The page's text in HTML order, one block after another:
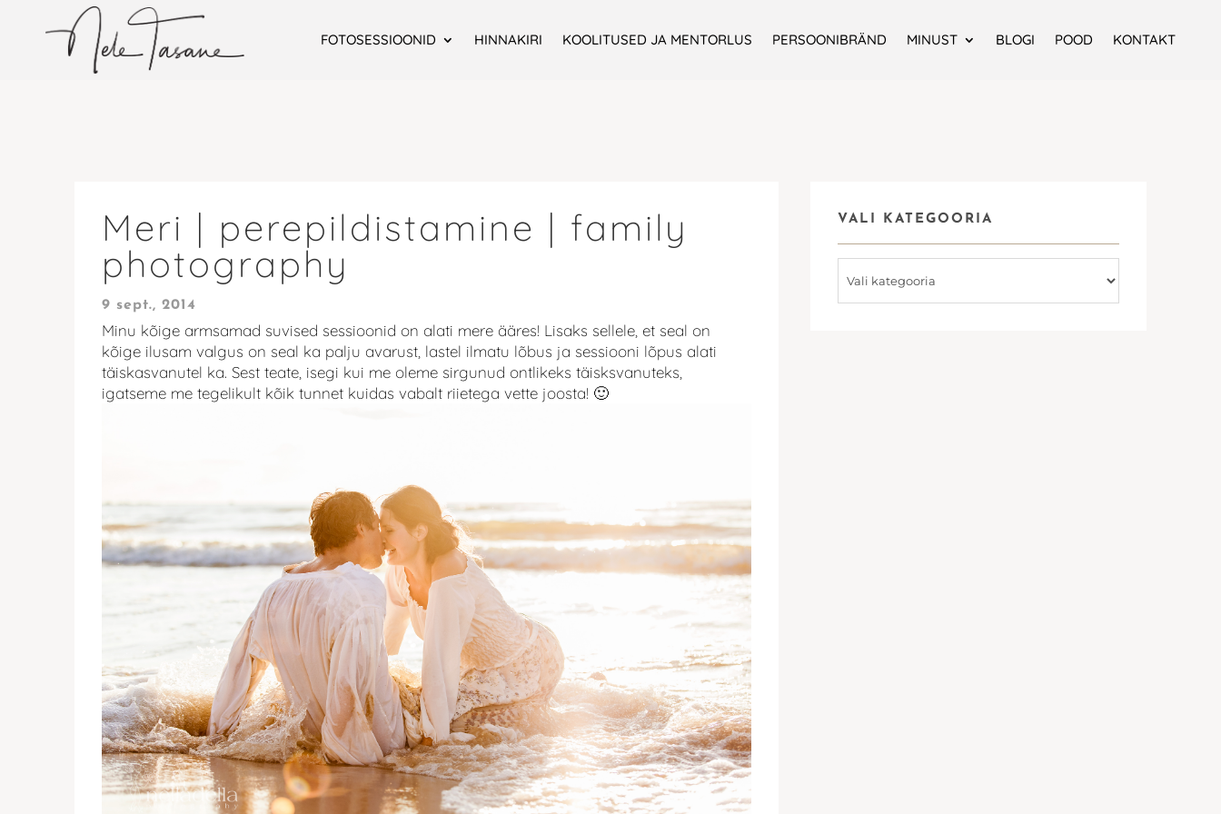
FOTOSESSIOONID HINNAKIRI KOOLITUSED JA MENTORLUS PERSOONIBRÄND MINUST BLOGI POOD KONTAKT
Meri | perepildistamine | family
photography
9 sept., 2014
Minu kõige armsamad suvised sessioonid on alati mere ääres! Lisaks sellele, et seal on
kõige ilusam valgus on seal ka palju avarust, lastel ilmatu lõbus ja sessiooni lõpus alati
täiskasvanutel ka. Sest teate, isegi kui me oleme sirgunud ontlikeks täisksvanuteks,
igatseme me tegelikult kõik tunnet kuidas vabalt riietega vette joosta! 🙂
VALI KATEGOORIA
kategooria